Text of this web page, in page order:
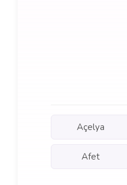
Açelya
Afet